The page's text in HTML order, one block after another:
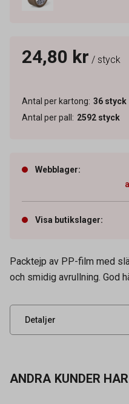
24,80 kr / styck
Antal per kartong: 36 styck
Antal per pall : 2592 styck
Webblager:
Visa butikslager:
Packtejp av PP-film med
och smidig avrullning. God
Detaljer
Tidigare artikelnummer
Leverantörens
UNSPSC
ANDRA KUNDER